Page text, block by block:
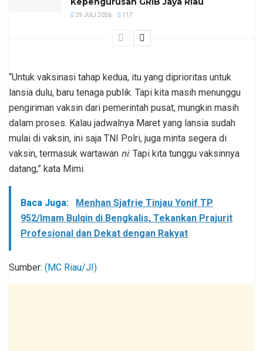
29 JULI 2026 117
“Untuk vaksinasi tahap kedua, itu yang diprioritas untuk
lansia dulu, baru tenaga publik. Tapi kita masih menunggu
pengiriman vaksin dari pemerintah pusat, mungkin masih
dalam proses. Kalau jadwalnya Maret yang lansia sudah
mulai di vaksin, ini saja TNI Polri, juga minta segera di
vaksin, termasuk wartawan ni. Tapi kita tunggu vaksinnya
datang,” kata Mimi.
Baca Juga:
Menhan Sjafrie Tinjau Yonif TP
952/Imam Bulqin di Bengkalis, Tekankan Prajurit
Profesional dan Dekat dengan Rakyat
Sumber: (MC Riau/JI)